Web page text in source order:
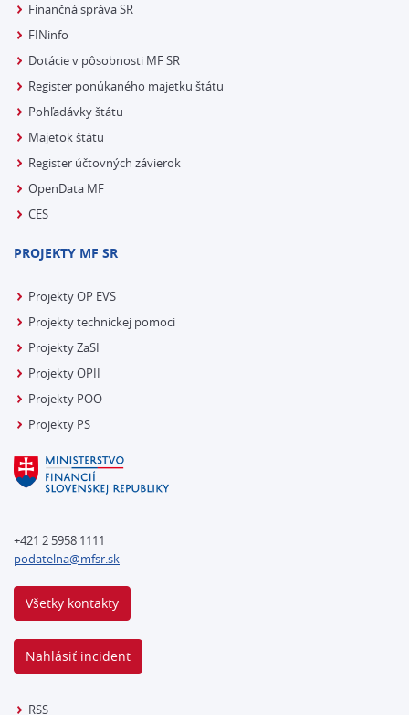
Finančná správa SR
FINinfo
Dotácie v pôsobnosti MF SR
Register ponúkaného majetku štátu
Pohľadávky štátu
Majetok štátu
Register účtovných závierok
OpenData MF
CES
PROJEKTY MF SR
Projekty OP EVS
Projekty technickej pomoci
Projekty ZaSI
Projekty OPII
Projekty POO
Projekty PS
+421 2 5958 1111
podatelna@mfsr.sk
Všetky kontakty
Nahlásiť incident
RSS